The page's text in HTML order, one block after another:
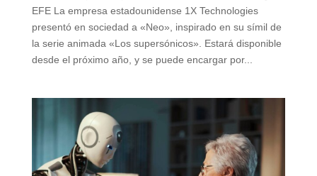
EFE La empresa estadounidense 1X Technologies
presentó en sociedad a «Neo», inspirado en su símil de
la serie animada «Los supersónicos». Estará disponible
desde el próximo año, y se puede encargar por...